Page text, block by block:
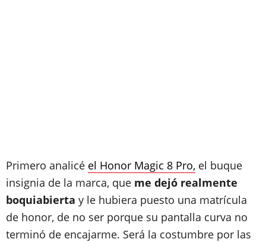
Primero analicé el Honor Magic 8 Pro, el buque
insignia de la marca, que me dejó realmente
boquiabierta y le hubiera puesto una matrícula
de honor, de no ser porque su pantalla curva no
terminó de encajarme. Será la costumbre por las